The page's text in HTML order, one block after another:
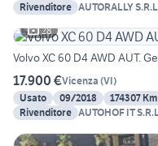
Rivenditore AUTORALLY
28
Volvo XC 60 D4 AWD AUT.
17.900 €Vicenza (VI)
Usato
09/2018 174307 Km
Rivenditore
AUTOHOF IT